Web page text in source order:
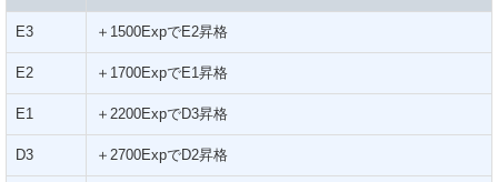
E3 ＋1500ExpでE2昇格
E2 ＋1700ExpでE1昇格
E1 ＋2200ExpでD3昇格
D3 ＋2700ExpでD2昇格